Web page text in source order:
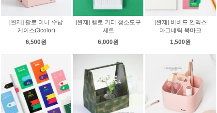
[완제] 팔로 미니 수납
케이스(3color)
6,500원
[완제] 헬로 키티 청소도구
세트
6,000원
[완제] 비비드 인덱스
마그네틱 북마크
1,500원